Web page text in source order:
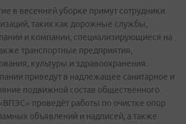
в весенней уборке примут сотрудники
таких как дорожные службы,
и компании, специализирующиеся на
транспортные предприятия,
культуры и здравоохранения.
приведут в надлежащее санитарное и
подвижной состав общественного
проведёт работы по очистке опор
объявлений и надписей, а также